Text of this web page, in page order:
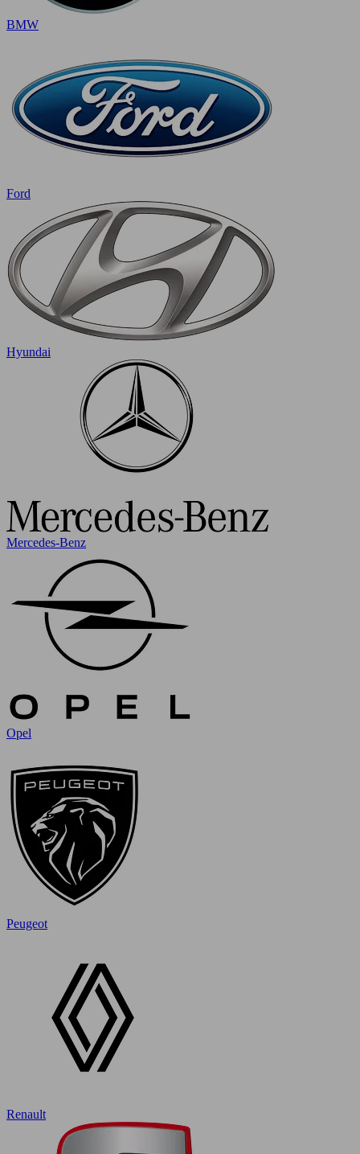
BMW
Ford
Hyundai
Mercedes-Benz
Opel
Peugeot
Renault